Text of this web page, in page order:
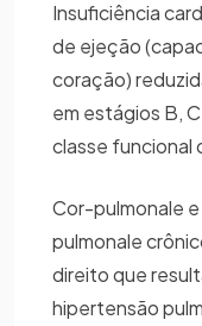
Insuficiência
de ejeção
coração)
em estágios B,
classe funcional
Cor-pulmonale
pulmonale
direito que
hipertensão